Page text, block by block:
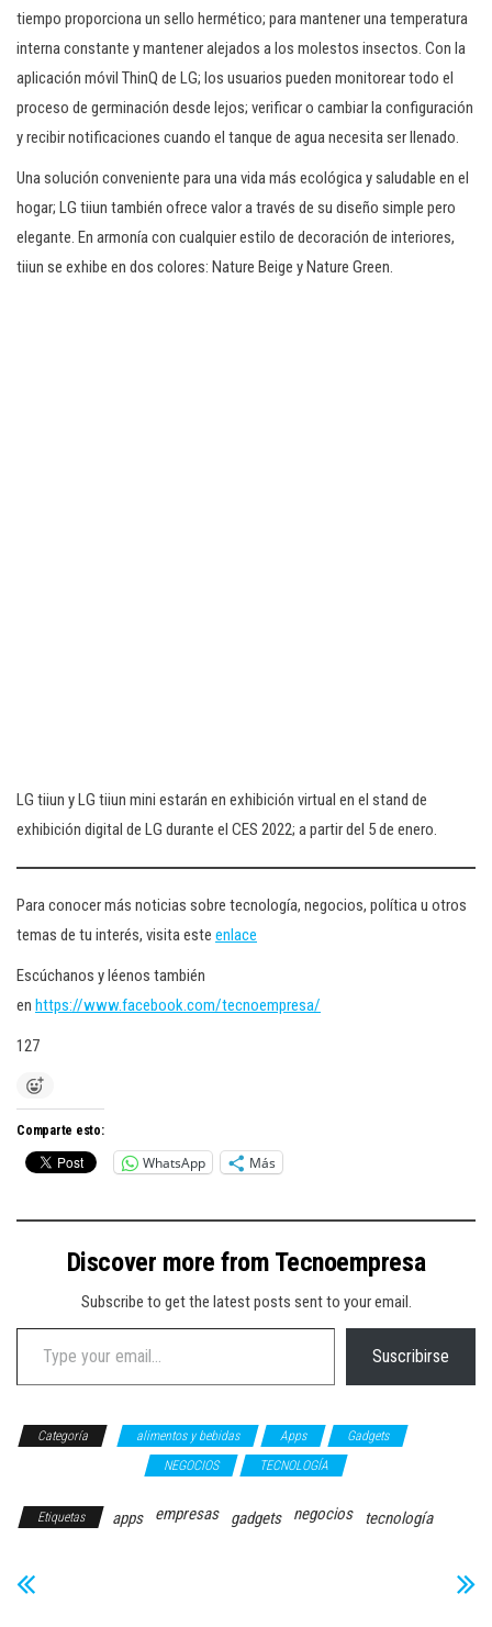
tiempo proporciona un sello hermético; para mantener una temperatura
interna constante y mantener alejados a los molestos insectos. Con la
aplicación móvil ThinQ de LG; los usuarios pueden monitorear todo el
proceso de germinación desde lejos; verificar o cambiar la configuración
y recibir notificaciones cuando el tanque de agua necesita ser llenado.
Una solución conveniente para una vida más ecológica y saludable en el
hogar; LG tiiun también ofrece valor a través de su diseño simple pero
elegante. En armonía con cualquier estilo de decoración de interiores,
tiiun se exhibe en dos colores: Nature Beige y Nature Green.
LG tiiun y LG tiiun mini estarán en exhibición virtual en el stand de
exhibición digital de LG durante el CES 2022; a partir del 5 de enero.
Para conocer más noticias sobre tecnología, negocios, política u otros
temas de tu interés, visita este enlace
Escúchanos y léenos también
en https://www.facebook.com/tecnoempresa/
127
Comparte esto:
WhatsApp Más
Discover more from Tecnoempresa
Subscribe to get the latest posts sent to your email.
Type your email…
Suscribirse
Categoría alimentos y bebidas Apps
Gadgets
NEGOCIOS TECNOLOGÍA
Etiquetas apps empresas gadgets negocios tecnología